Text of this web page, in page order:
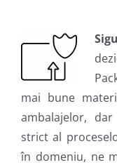
mai bune
ambalajelor,
strict al
în domeniu, ne